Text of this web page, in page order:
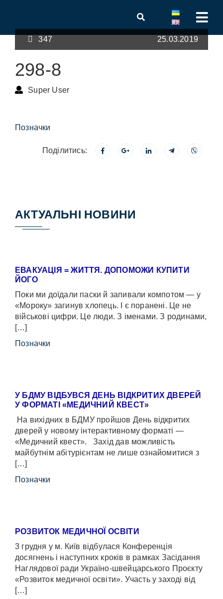
347 25.03.2019
298-8
Super User
Позначки
Поділитись:
АКТУАЛЬНІ НОВИНИ
ЕВАКУАЦІЯ = ЖИТТЯ. ДОПОМОЖИ КУПИТИ
ЙОГО
Поки ми доїдали паски й запивали компотом — у
«Мороку» загинув хлопець. І є поранені. Це не
військові цифри. Це люди. З іменами. З родинами,
[…]
Позначки
У БДМУ ВІДБУВСЯ ДЕНЬ ВІДКРИТИХ ДВЕРЕЙ
У ФОРМАТІ «МЕДИЧНИЙ КВЕСТ»
На вихідних в БДМУ пройшов День відкритих
дверей у новому інтерактивному форматі —
«Медичний квест». Захід дав можливість
майбутнім абітурієнтам не лише ознайомитися з
[…]
Позначки
РОЗВИТОК МЕДИЧНОЇ ОСВІТИ
3 грудня у м. Київ відбулася Конференція
досягнень і наступних кроків в рамках Засідання
Наглядової ради Україно-швейцарського Проєкту
«Розвиток медичної освіти». Участь у заході від
[…]